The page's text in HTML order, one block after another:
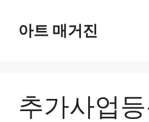
아트 매거진
추가사업